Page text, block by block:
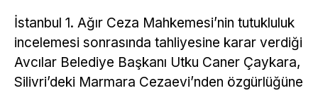
İstanbul 1. Ağır Ceza Mahkemesi’nin tutukluluk
incelemesi sonrasında tahliyesine karar verdiği
Avcılar Belediye Başkanı Utku Caner Çaykara,
Silivri’deki Marmara Cezaevi’nden özgürlüğüne